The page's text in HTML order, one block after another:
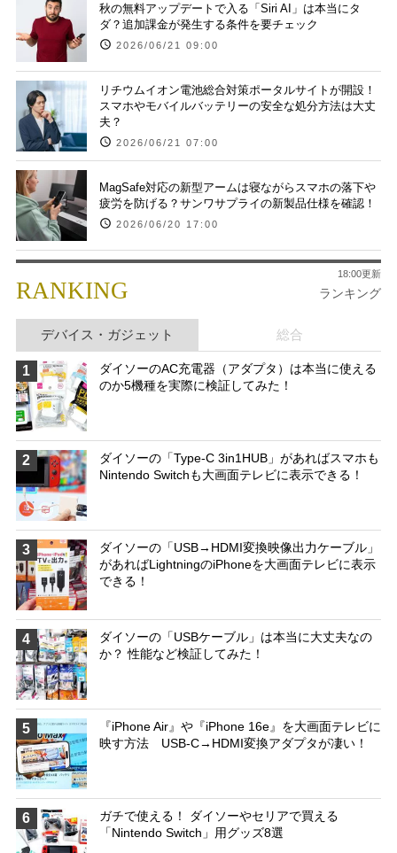
秋の無料アップデートで入る「Siri AI」は本当にタ
ダ？追加課金が発生する条件を要チェック
2026/06/21 09:00
リチウムイオン電池総合対策ポータルサイトが開設！
スマホやモバイルバッテリーの安全な処分方法は大丈
夫？
2026/06/21 07:00
MagSafe対応の新型アームは寝ながらスマホの落下や
疲労を防げる？サンワサプライの新製品仕様を確認！
2026/06/20 17:00
RANKING ランキング
18:00更新
デバイス・ガジェット 総合
1
ダイソーのAC充電器（アダプタ）は本当に使える
のか5機種を実際に検証してみた！
2
ダイソーの「Type-C 3in1HUB」があればスマホも
Nintendo Switchも大画面テレビに表示できる！
3
ダイソーの「USB→HDMI変換映像出力ケーブル」
があればLightningのiPhoneを大画面テレビに表示
できる！
4
ダイソーの「USBケーブル」は本当に大丈夫なの
か？ 性能など検証してみた！
5
『iPhone Air』や『iPhone 16e』を大画面テレビに
映す方法 USB-C→HDMI変換アダプタが凄い！
6
ガチで使える！ ダイソーやセリアで買える
「Nintendo Switch」用グッズ8選